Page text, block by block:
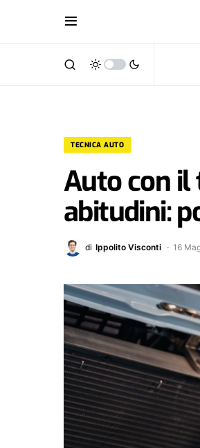
TECNICA AUTO
Auto con il
abitudini:
di Ippolito Visconti 16